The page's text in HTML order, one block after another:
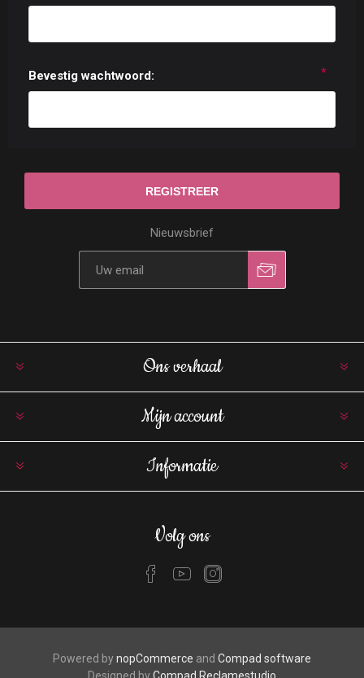
Bevestig wachtwoord: *
Nieuwsbrief
Ons verhaal
Mijn account
Informatie
Volg ons
Powered bynopCommerce and Compad software